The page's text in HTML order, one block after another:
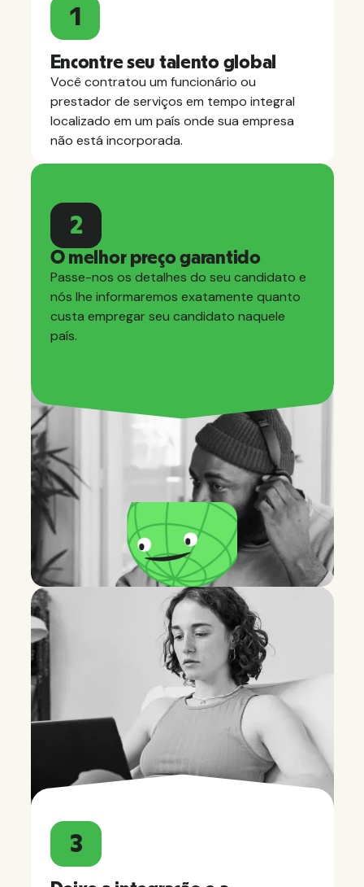
1
Encontre seu talento global
Você contratou um funcionário ou
prestador de serviços em tempo integral
localizado em um país onde sua empresa
não está incorporada.
2
O melhor preço garantido
Passe-nos os detalhes do seu candidato e
nós lhe informaremos exatamente quanto
custa empregar seu candidato naquele
país.
3